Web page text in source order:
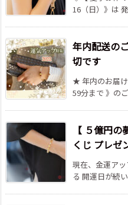
16（日）》は
年内配送の
切です
★ 年内のお届け
59分まで 》の
【 ５億円
くじ プレゼ
現在、金運ア
る 開運日が続